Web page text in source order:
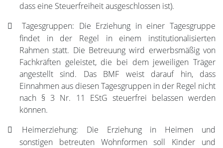
dass eine Steuerfreiheit ausgeschlossen ist).
Tagesgruppen: Die Erziehung in einer Tagesgruppe
findet in der Regel in einem institutionalisierten
Rahmen statt. Die Betreuung wird erwerbsmäßig von
Fachkräften geleistet, die bei dem jeweiligen Träger
angestellt sind. Das BMF weist darauf hin, dass
Einnahmen aus diesen Tagesgruppen in der Regel nicht
nach § 3 Nr. 11 EStG steuerfrei belassen werden
können.
Heimerziehung: Die Erziehung in Heimen und
sonstigen betreuten Wohnformen soll Kinder und